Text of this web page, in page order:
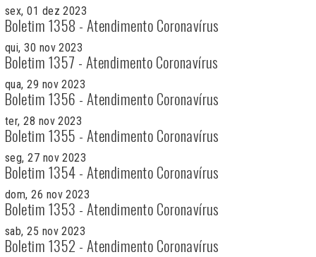
sex, 01 dez 2023
Boletim 1358 - Atendimento Coronavírus
qui, 30 nov 2023
Boletim 1357 - Atendimento Coronavírus
qua, 29 nov 2023
Boletim 1356 - Atendimento Coronavírus
ter, 28 nov 2023
Boletim 1355 - Atendimento Coronavírus
seg, 27 nov 2023
Boletim 1354 - Atendimento Coronavírus
dom, 26 nov 2023
Boletim 1353 - Atendimento Coronavírus
sab, 25 nov 2023
Boletim 1352 - Atendimento Coronavírus